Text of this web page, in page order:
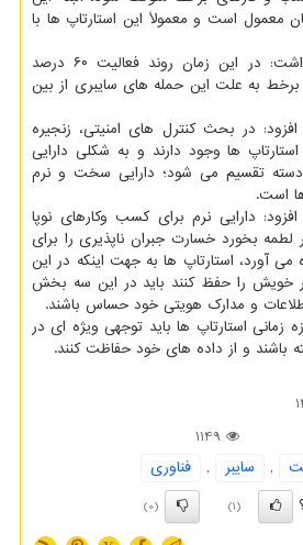
معمول است و معمولاً این استارتاپ ها با
این مقام مسئول بیان داشت: در این زمان روند فعالیت ۶۰ درصد
به علت این حمله های سایبری از بین
در بحث کنترل های امنیتی، زنجیره
ها وجود دارند و به شکلی دارایی
دسته تقسیم می شود؛ دارایی سخت و نرم
است.
دارایی نرم برای کسب وکارهای نوپا
لطمه بخورد خسارت جبران ناپذیری را برای
می آورد، استارتاپ ها به جهت اینکه در این
خویش را حفظ کنند باید در این سه بخش
و مدارک هویتی خود حساس باشند.
زمانی استارتاپ ها باید توجهی ویژه ای در
باشند و از داده های خود حفاظت کنند.
1149
, سایبر ,
فناوری
(1)
(0)